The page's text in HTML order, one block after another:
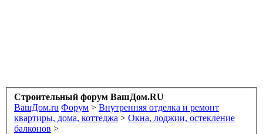
Строительный форум ВашДом.RU
ВашДом.ru Форум > Внутренняя отделка и ремонт
квартиры, дома, коттеджа > Окна, лоджии, остекление
балконов >